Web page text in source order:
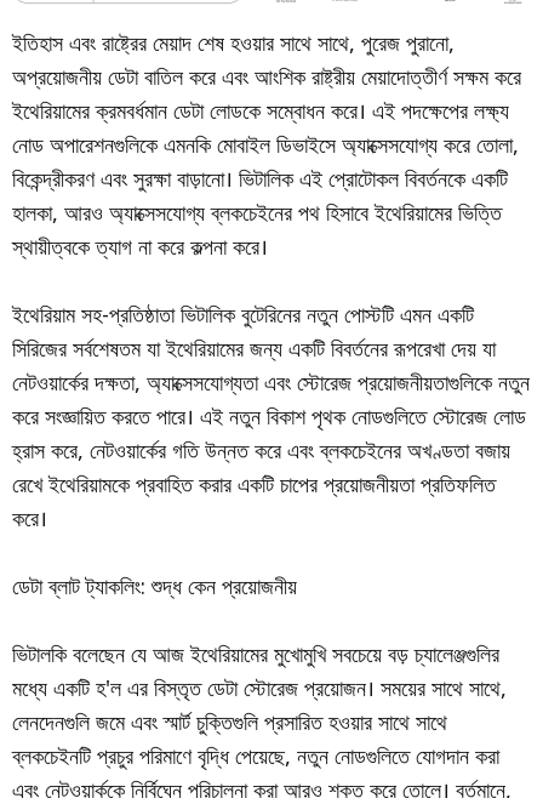
ইতিহাস এবং রাষ্ট্রের মেয়াদ শেষ হওয়ার সাথে সাথে, পুরেজ পুরানো,
অপ্রয়োজনীয় ডেটা বাতিল করে এবং আংশিক রাষ্ট্রীয় মেয়াদোত্তীর্ণ সক্ষম করে
ইথেরিয়ামের ক্রমবর্ধমান ডেটা লোডকে সম্বোধন করে। এই পদক্ষেপের লক্ষ্য
নোড অপারেশনগুলিকে এমনকি মোবাইল ডিভাইসে অ্যাক্সেসযোগ্য করে তোলা,
বিকেন্দ্রীকরণ এবং সুরক্ষা বাড়ানো। ভিটালিক এই প্রোটোকল বিবর্তনকে একটি
হালকা, আরও অ্যাক্সেসযোগ্য ব্লকচেইনের পথ হিসাবে ইথেরিয়ামের ভিত্তি
স্থায়ীত্বকে ত্যাগ না করে কল্পনা করে।
ইথেরিয়াম সহ-প্রতিষ্ঠাতা ভিটালিক বুটেরিনের নতুন পোস্টটি এমন একটি
সিরিজের সর্বশেষতম যা ইথেরিয়ামের জন্য একটি বিবর্তনের রূপরেখা দেয় যা
নেটওয়ার্কের দক্ষতা, অ্যাক্সেসযোগ্যতা এবং স্টোরেজ প্রয়োজনীয়তাগুলিকে নতুন
করে সংজ্ঞায়িত করতে পারে। এই নতুন বিকাশ পৃথক নোডগুলিতে স্টোরেজ লোড
হ্রাস করে, নেটওয়ার্কের গতি উন্নত করে এবং ব্লকচেইনের অখণ্ডতা বজায়
রেখে ইথেরিয়ামকে প্রবাহিত করার একটি চাপের প্রয়োজনীয়তা প্রতিফলিত
করে।
ডেটা ব্লাট ট্যাকলিং: শুদ্ধ কেন প্রয়োজনীয়
ভিটালকি বলেছেন যে আজ ইথেরিয়ামের মুখোমুখি সবচেয়ে বড় চ্যালেঞ্জগুলির
মধ্যে একটি হ'ল এর বিস্তৃত ডেটা স্টোরেজ প্রয়োজন। সময়ের সাথে সাথে,
লেনদেনগুলি জমে এবং স্মার্ট চুক্তিগুলি প্রসারিত হওয়ার সাথে সাথে
ব্লকচেইনটি প্রচুর পরিমাণে বৃদ্ধি পেয়েছে, নতুন নোডগুলিতে যোগদান করা
এবং নেটওয়ার্ককে নির্বিঘ্নে পরিচালনা করা আরও শক্ত করে তোলে। বর্তমানে,